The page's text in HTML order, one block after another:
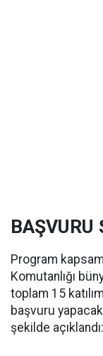
BAŞVURU
Program
Komutanlığı
toplam 15
başvuru
şekilde açıklandı: